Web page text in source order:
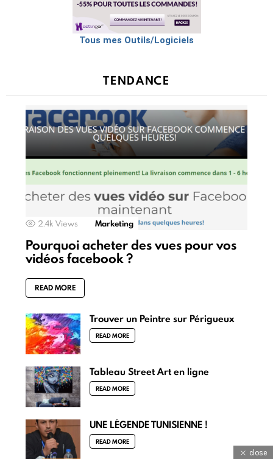
Tous mes Outils/Logiciels
TENDANCE
2.4k Views Marketing
Pourquoi acheter des vues pour vos
vidéos facebook ?
READ MORE
Trouver un Peintre sur Périgueux
READ MORE
Tableau Street Art en ligne
READ MORE
UNE LÉGENDE TUNISIENNE !
READ MORE
close